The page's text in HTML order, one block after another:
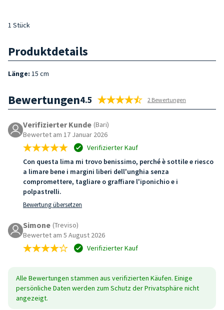
1 Stück
Produktdetails
Länge: 15 cm
Bewertungen4.5 2 Bewertungen
Verifizierter Kunde (Bari)
Bewertet am 17 Januar 2026
Verifizierter Kauf
Con questa lima mi trovo benissimo, perché è sottile e riesco
a limare bene i margini liberi dell'unghia senza
compromettere, tagliare o graffiare l'iponichio e i
polpastrelli.
Bewertung übersetzen
Simone (Treviso)
Bewertet am 5 August 2026
Verifizierter Kauf
Alle Bewertungen stammen aus verifizierten Käufen. Einige
persönliche Daten werden zum Schutz der Privatsphäre nicht
angezeigt.